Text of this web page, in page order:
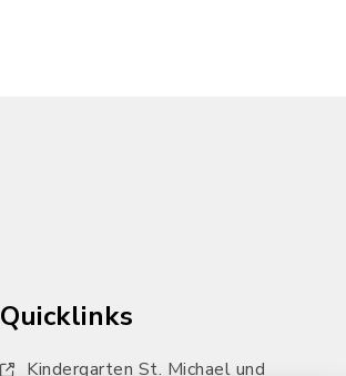
Quicklinks
Kindergarten St. Michael und